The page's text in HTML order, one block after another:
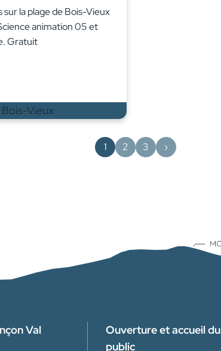
sur la plage de Bois-Vieux
animation 05 et
Gratuit
1 2 3 ›
Val
Ouverture et accueil du
public